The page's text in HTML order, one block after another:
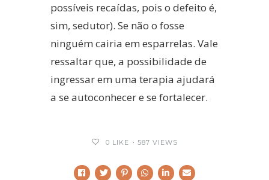
possíveis recaídas, pois o defeito é,
sim, sedutor). Se não o fosse
ninguém cairia em esparrelas. Vale
ressaltar que, a possibilidade de
ingressar em uma terapia ajudará
a se autoconhecer e se fortalecer.
0 LIKE 587 VIEWS